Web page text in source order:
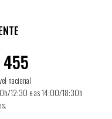
nacional
12:30 e as 14:00/18:30h